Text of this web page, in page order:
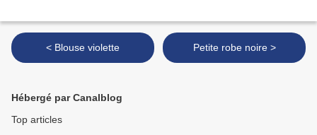
< Blouse violette Petite robe noire >
Hébergé par Canalblog
Top articles